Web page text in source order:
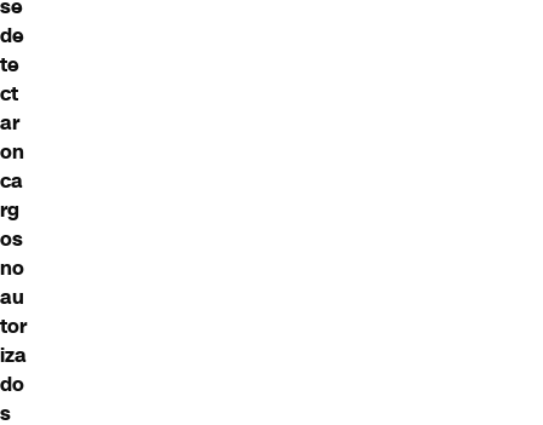
se
de
te
ct
ar
on
ca
rg
os
no
au
tor
iza
do
s